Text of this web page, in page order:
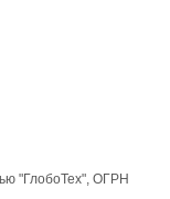
"ГлобоТех", ОГРН